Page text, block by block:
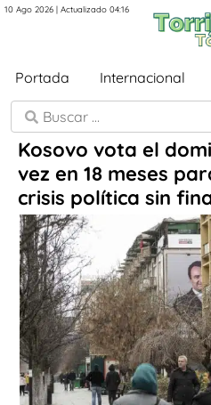
10 Ago 2026 | Actualizado 04:16
Portada Internacional
Kosovo vota el
vez en 18 meses
crisis política sin